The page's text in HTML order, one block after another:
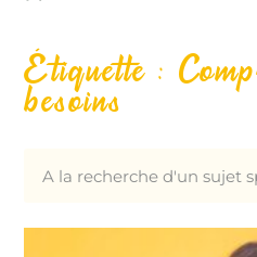
Étiquette :
besoins